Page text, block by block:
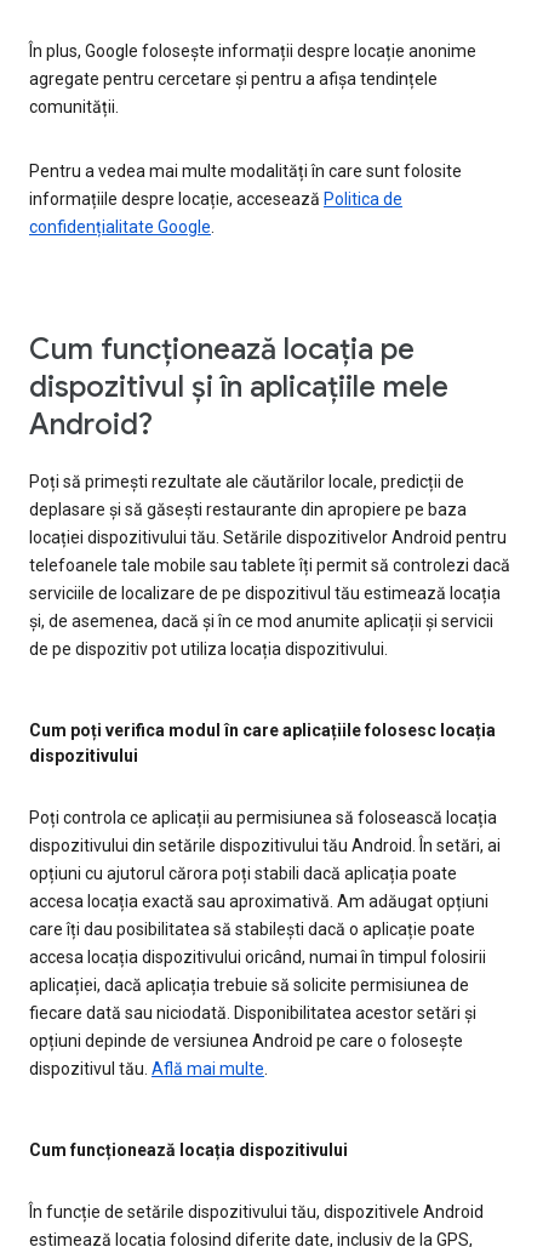
În plus, Google folosește informații despre locație anonime
agregate pentru cercetare și pentru a afișa tendințele
comunității.
Pentru a vedea mai multe modalități în care sunt folosite
informațiile despre locație, accesează Politica de
confidențialitate Google
Cum funcționează locația pe
dispozitivul și în aplicațiile mele
Android?
Poți să primești rezultate ale căutărilor locale, predicții de
deplasare și să găsești restaurante din apropiere pe baza
locației dispozitivului tău. Setările dispozitivelor Android pentru
telefoanele tale mobile sau tablete îți permit să controlezi dacă
serviciile de localizare de pe dispozitivul tău estimează locația
și, de asemenea, dacă și în ce mod anumite aplicații și servicii
de pe dispozitiv pot utiliza locația dispozitivului.
Cum poți verifica modul în care aplicațiile folosesc locația
dispozitivului
Poți controla ce aplicații au permisiunea să folosească locația
dispozitivului din setările dispozitivului tău Android. În setări, ai
opțiuni cu ajutorul cărora poți stabili dacă aplicația poate
accesa locația exactă sau aproximativă. Am adăugat opțiuni
care îți dau posibilitatea să stabilești dacă o aplicație poate
accesa locația dispozitivului oricând, numai în timpul folosirii
aplicației, dacă aplicația trebuie să solicite permisiunea de
fiecare dată sau niciodată. Disponibilitatea acestor setări și
opțiuni depinde de versiunea Android pe care o folosește
dispozitivul tău. Află mai multe
Cum funcționează locația dispozitivului
În funcție de setările dispozitivului tău, dispozitivele Android
estimează locația folosind diferite date, inclusiv de la GPS,